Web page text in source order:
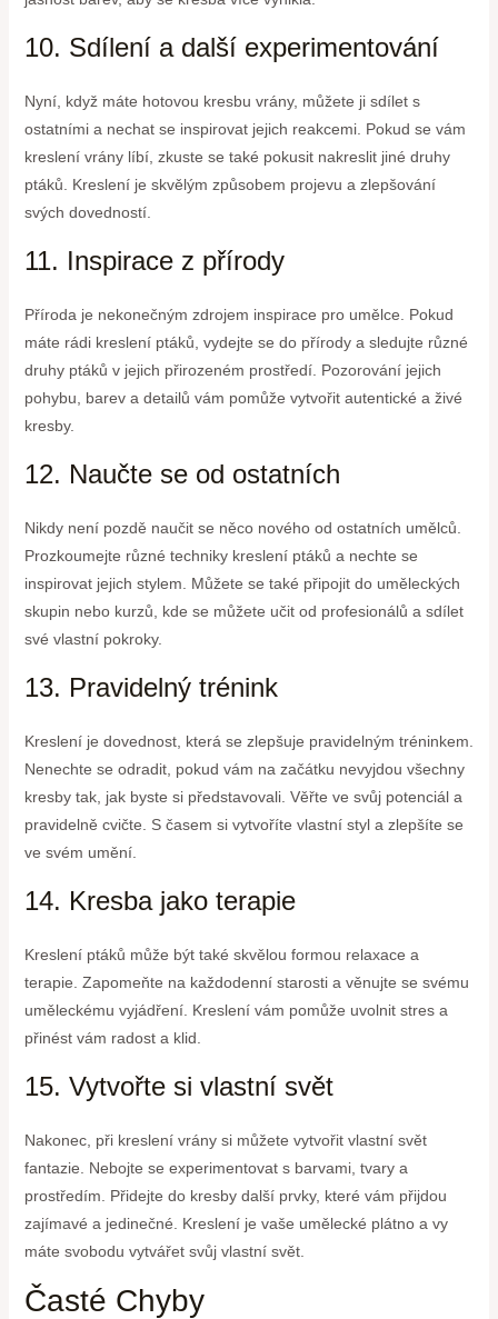
10. Sdílení a další experimentování
Nyní, když máte hotovou kresbu vrány, můžete ji sdílet s
ostatními a nechat se inspirovat jejich reakcemi. Pokud se vám
kreslení vrány líbí, zkuste se také pokusit nakreslit jiné druhy
ptáků. Kreslení je skvělým způsobem projevu a zlepšování
svých dovedností.
11. Inspirace z přírody
Příroda je nekonečným zdrojem inspirace pro umělce. Pokud
máte rádi kreslení ptáků, vydejte se do přírody a sledujte různé
druhy ptáků v jejich přirozeném prostředí. Pozorování jejich
pohybu, barev a detailů vám pomůže vytvořit autentické a živé
kresby.
12. Naučte se od ostatních
Nikdy není pozdě naučit se něco nového od ostatních umělců.
Prozkoumejte různé techniky kreslení ptáků a nechte se
inspirovat jejich stylem. Můžete se také připojit do uměleckých
skupin nebo kurzů, kde se můžete učit od profesionálů a sdílet
své vlastní pokroky.
13. Pravidelný trénink
Kreslení je dovednost, která se zlepšuje pravidelným tréninkem.
Nenechte se odradit, pokud vám na začátku nevyjdou všechny
kresby tak, jak byste si představovali. Věřte ve svůj potenciál a
pravidelně cvičte. S časem si vytvoříte vlastní styl a zlepšíte se
ve svém umění.
14. Kresba jako terapie
Kreslení ptáků může být také skvělou formou relaxace a
terapie. Zapomeňte na každodenní starosti a věnujte se svému
uměleckému vyjádření. Kreslení vám pomůže uvolnit stres a
přinést vám radost a klid.
15. Vytvořte si vlastní svět
Nakonec, při kreslení vrány si můžete vytvořit vlastní svět
fantazie. Nebojte se experimentovat s barvami, tvary a
prostředím. Přidejte do kresby další prvky, které vám přijdou
zajímavé a jedinečné. Kreslení je vaše umělecké plátno a vy
máte svobodu vytvářet svůj vlastní svět.
Časté Chyby